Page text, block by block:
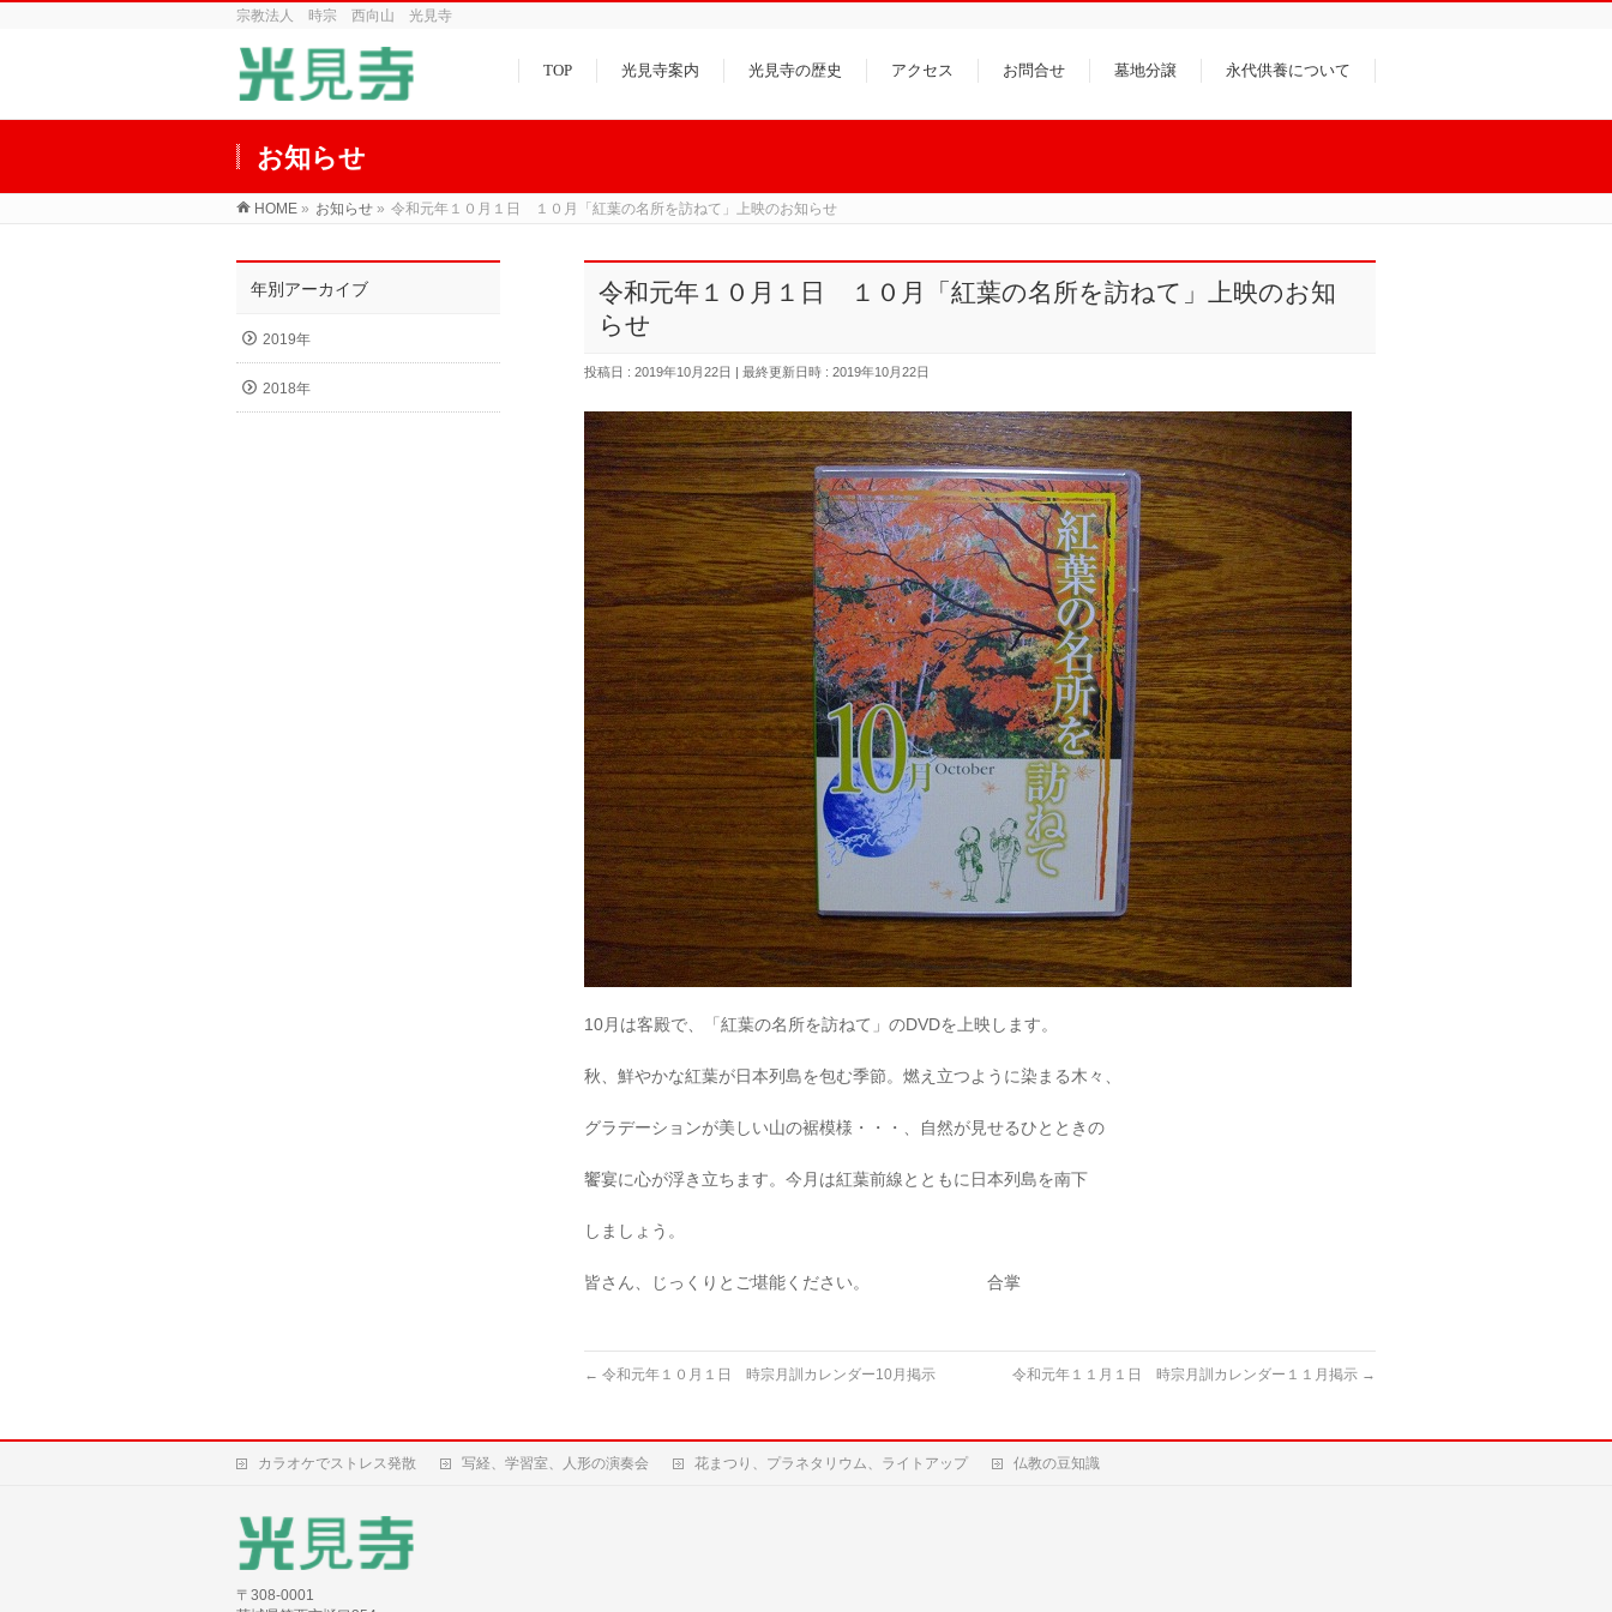
宗教法人 時宗 西向山 光見寺
TOP 光見寺案内 光見寺の歴史 アクセス お問合せ 墓地分譲 永代供養について
お知らせ
HOME » お知らせ » 令和元年１０月１日 １０月「紅葉の名所を訪ねて」上映のお知らせ
令和元年１０月１日 １０月「紅葉の名所を訪ねて」上映のお知
らせ
投稿日 : 2019年10月22日 最終更新日時 : 2019年10月22日
10月は客殿で、「紅葉の名所を訪ねて」のDVDを上映します。
秋、鮮やかな紅葉が日本列島を包む季節。燃え立つように染まる木々、
グラデーションが美しい山の裾模様・・・、自然が見せるひとときの
饗宴に心が浮き立ちます。今月は紅葉前線とともに日本列島を南下
しましょう。
皆さん、じっくりとご堪能ください。 合掌
← 令和元年１０月１日 時宗月訓カレンダー10月掲示 令和元年１１月１日 時宗月訓カレンダー１１月掲示 →
年別アーカイブ
2019年
2018年
カラオケでストレス発散 写経、学習室、人形の演奏会 花まつり、プラネタリウム、ライトアップ 仏教の豆知識
〒308-0001